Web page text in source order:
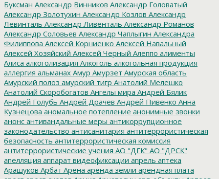
Буксман Александр Винников Александр Головатый
Александр Золотухин Александр Козлов Александр
Левинталь Александр Ливенталь Александр Романов
Александр Соловьев Александр Чаплыгин Александра
Филиппова Алексей Корниенко Алексей Навальный
Алексей Хозяйский Алексей Черный Алеппо алименты
Алиса алкоголизация Алкоголь алкогольная продукция
аллергия альманах Амур Амурзет Амурская область
Амурский полоз амурский тигр Анатолий Мелешко
Анатолий Скоробогатов Ангелы мира Андрей Бялик
Андрей Голубь Андрей Драчев Андрей Пивенко Анна
Кузнецова аномальное потепление анонимные звонки
анонс антивандальные меры антикоррупционное
законодательство антисанитария антитеррористическая
безопасность антитеррористическая комиссия
антитеррористические учения АО "ДГК" АО "ДРСК"
апелляция аппарат видеофиксации апрель аптека
Арашуков Арбат Арена аренда земли арендная плата